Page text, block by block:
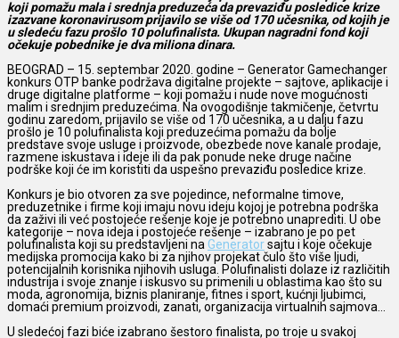
koji pomažu mala i srednja preduzeća da prevaziđu posledice krize
izazvane koronavirusom prijavilo se više od 170 učesnika, od kojih je
u sledeću fazu prošlo 10 polufinalista. Ukupan nagradni fond koji
očekuje pobednike je dva miliona dinara.
BEOGRAD – 15. septembar 2020. godine – Generator Gamechanger
konkurs OTP banke podržava digitalne projekte – sajtove, aplikacije i
druge digitalne platforme – koji pomažu i nude nove mogućnosti
malim i srednjim preduzećima. Na ovogodišnje takmičenje, četvrtu
godinu zaredom, prijavilo se više od 170 učesnika, a u dalju fazu
prošlo je 10 polufinalista koji preduzećima pomažu da bolje
predstave svoje usluge i proizvode, obezbede nove kanale prodaje,
razmene iskustava i ideje ili da pak ponude neke druge načine
podrške koji će im koristiti da uspešno prevaziđu posledice krize.
Konkurs je bio otvoren za sve pojedince, neformalne timove,
preduzetnike i firme koji imaju novu ideju kojoj je potrebna podrška
da zaživi ili već postojeće rešenje koje je potrebno unaprediti. U obe
kategorije – nova ideja i postojeće rešenje – izabrano je po pet
polufinalista koji su predstavljeni na Generatorsajtu i koje očekuje
medijska promocija kako bi za njihov projekat čulo što više ljudi,
potencijalnih korisnika njihovih usluga. Polufinalisti dolaze iz različitih
industrija i svoje znanje i iskusvo su primenili u oblastima kao što su
moda, agronomija, biznis planiranje, fitnes i sport, kućnji ljubimci,
domaći premium proizvodi, zanati, organizacija virtualnih sajmova…
U sledećoj fazi biće izabrano šestoro finalista, po troje u svakoj